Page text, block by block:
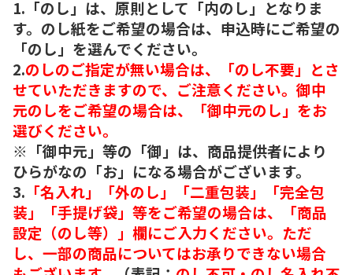
1.「のし」は、原則として「内のし」となりま
す。のし紙をご希望の場合は、申込時にご希望の
「のし」を選んでください。
2.のしのご指定が無い場合は、「のし不要」とさ
せていただきますので、ご注意ください。御中
元のしをご希望の場合は、「御中元のし」をお
選びください。
※「御中元」等の「御」は、商品提供者により
ひらがなの「お」になる場合がございます。
3. 「名入れ」「外のし」「二重包装」「完全包
装」「手提げ袋」等をご希望の場合は、「商品
設定（のし等）」欄にご入力ください。ただ
し、一部の商品についてはお承りできない場合